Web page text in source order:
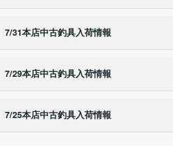
7/31本店中古釣具入荷情報
7/29本店中古釣具入荷情報
7/25本店中古釣具入荷情報